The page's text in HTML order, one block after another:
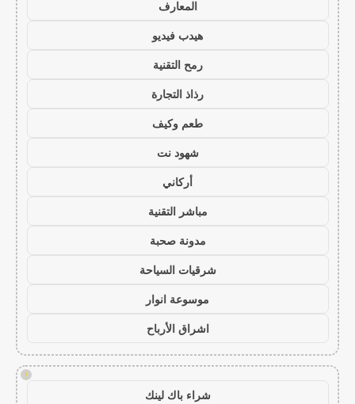
المعارف
هيدب فيديو
رمح التقنية
رذاذ التجارة
طعم وكيف
شهود نت
أركاني
مباشر التقنية
مدونة صحبة
شرقيات السياحة
موسوعة انوار
اشراق الأرباح
!
شراء باك لينك